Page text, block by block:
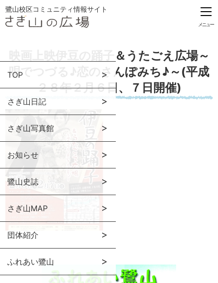
鷺山校区コミュニティ情報サイト
メニュー
TOP
さぎ山日記
さぎ山写真館
お知らせ
鷺山史誌
さぎ山MAP
団体紹介
ふれあい鷺山
映画上映伊豆の踊子＆うたごえ広場～
唄でつづる♪恋のさんぽみち♪～(平成
２８年２月６日、７日開催)